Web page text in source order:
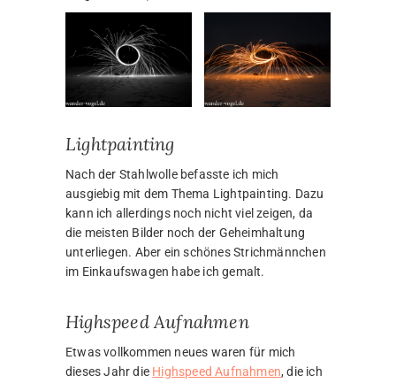
Lightpainting
Nach der Stahlwolle befasste ich mich
ausgiebig mit dem Thema Lightpainting. Dazu
kann ich allerdings noch nicht viel zeigen, da
die meisten Bilder noch der Geheimhaltung
unterliegen. Aber ein schönes Strichmännchen
im Einkaufswagen habe ich gemalt.
Highspeed Aufnahmen
Etwas vollkommen neues waren für mich
dieses Jahr die Highspeed Aufnahmen, die ich